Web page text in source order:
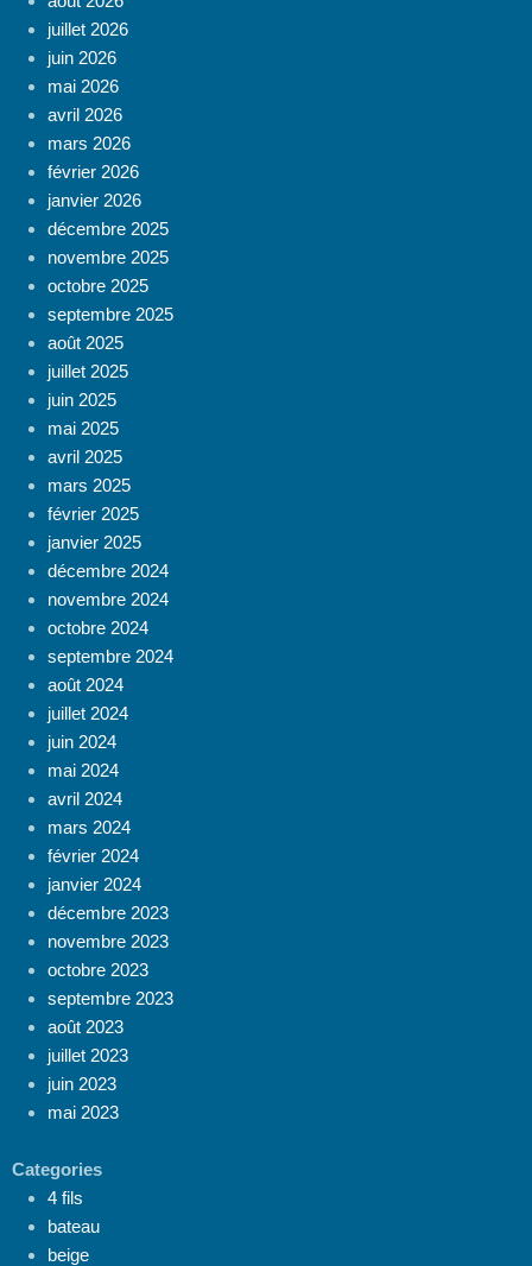
juillet 2026
juin 2026
mai 2026
avril 2026
mars 2026
février 2026
janvier 2026
décembre 2025
novembre 2025
octobre 2025
septembre 2025
août 2025
juillet 2025
juin 2025
mai 2025
avril 2025
mars 2025
février 2025
janvier 2025
décembre 2024
novembre 2024
octobre 2024
septembre 2024
août 2024
juillet 2024
juin 2024
mai 2024
avril 2024
mars 2024
février 2024
janvier 2024
décembre 2023
novembre 2023
octobre 2023
septembre 2023
août 2023
juillet 2023
juin 2023
mai 2023
Categories
4 fils
bateau
beige